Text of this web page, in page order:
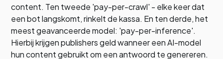
content. Ten tweede 'pay-per-crawl' - elke keer dat
een bot langskomt, rinkelt de kassa. En ten derde, het
meest geavanceerde model: 'pay-per-inference'.
Hierbij krijgen publishers geld wanneer een AI-model
hun content gebruikt om een antwoord te genereren.